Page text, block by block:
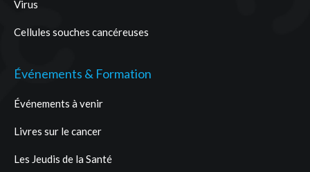
Virus
Cellules souches cancéreuses
Événements & Formation
Événements à venir
Livres sur le cancer
Les Jeudis de la Santé